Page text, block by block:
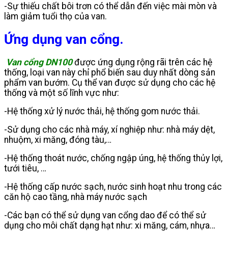
-Sự thiếu chất bôi trơn có thể dẫn đến việc mài mòn và
làm giảm tuổi thọ của van.
Ứng dụng van cổng.
Van cổng DN100được ứng dụng rộng rãi trên các hệ
thống, loại van này chỉ phổ biến sau duy nhất dòng sản
phẩm van bướm. Cụ thể van được sử dụng cho các hệ
thống và một số lĩnh vực như:
-Hệ thống xử lý nước thải, hệ thống gom nước thải.
-Sử dụng cho các nhà máy, xí nghiệp như: nhà máy dệt,
nhuộm, xi măng, đóng tàu,…
-Hệ thống thoát nước, chống ngập úng, hệ thống thủy lợi,
tưới tiêu, …
-Hệ thống cấp nước sạch, nước sinh hoạt nhu trong các
căn hộ cao tầng, nhà máy nước sạch
-Các bạn có thể sử dụng van cổng dao để có thể sử
dụng cho môi chất dạng hạt như: xi măng, cám, nhựa…